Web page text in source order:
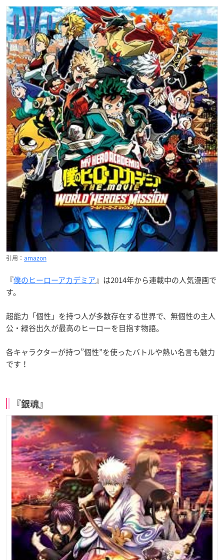
引用： amazon
『僕のヒーローアカデミア』は2014年から連載中の人気漫画で
す。
超能力「個性」を持つ人が多数存在する世界で、無個性の主人
公・緑谷出久が最高のヒーローを目指す物語。
各キャラクターが持つ”個性”を使ったバトルや熱い名言も魅力
です！
『銀魂』